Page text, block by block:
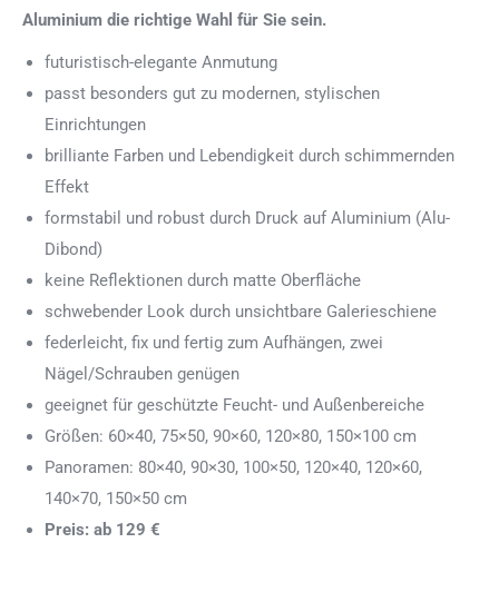
Aluminium die richtige Wahl für Sie sein.
futuristisch-elegante Anmutung
passt besonders gut zu modernen, stylischen
Einrichtungen
brilliante Farben und Lebendigkeit durch schimmernden
Effekt
formstabil und robust durch Druck auf Aluminium (Alu-
Dibond)
keine Reflektionen durch matte Oberfläche
schwebender Look durch unsichtbare Galerieschiene
federleicht, fix und fertig zum Aufhängen, zwei
Nägel/Schrauben genügen
geeignet für geschützte Feucht- und Außenbereiche
Größen: 60×40, 75×50, 90×60, 120×80, 150×100 cm
Panoramen: 80×40, 90×30, 100×50, 120×40, 120×60,
140×70, 150×50 cm
Preis: ab 129 €